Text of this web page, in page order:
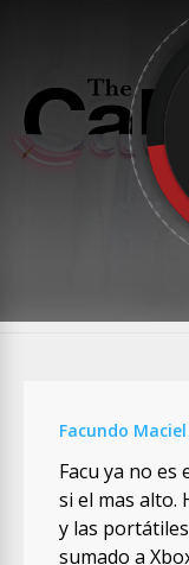
Facundo Maciel
Facu ya no
si el mas alto.
y las
sumado a